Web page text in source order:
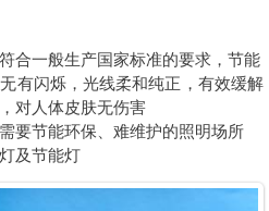
合一般生产国家标准的要求，节能
有闪烁，光线柔和纯正，有效缓解
对人体皮肤无伤害
要节能环保、难维护的照明场所
及节能灯